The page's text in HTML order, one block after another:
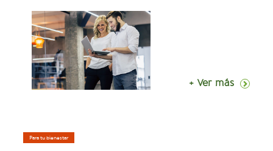
+ Ver más
Para tu bienestar